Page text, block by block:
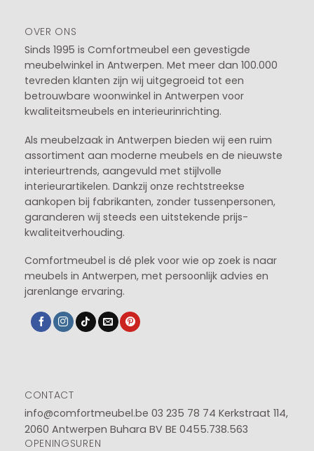
OVER ONS
Sinds 1995 is Comfortmeubel een gevestigde
meubelwinkel in Antwerpen. Met meer dan 100.000
tevreden klanten zijn wij uitgegroeid tot een
betrouwbare woonwinkel in Antwerpen voor
kwaliteitsmeubels en interieurinrichting.
Als meubelzaak in Antwerpen bieden wij een ruim
assortiment aan moderne meubels en de nieuwste
interieurtrends, aangevuld met stijlvolle
interieurartikelen. Dankzij onze rechtstreekse
aankopen bij fabrikanten, zonder tussenpersonen,
garanderen wij steeds een uitstekende prijs-
kwaliteitverhouding.
Comfortmeubel is dé plek voor wie op zoek is naar
meubels in Antwerpen, met persoonlijk advies en
jarenlange ervaring.
CONTACT
info@comfortmeubel.be 03 235 78 74 Kerkstraat 114,
2060 Antwerpen Buhara BV BE 0455.738.563
OPENINGSUREN